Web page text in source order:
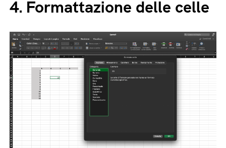
4. Formattazione delle celle